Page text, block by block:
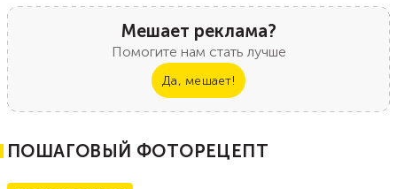
Мешает реклама?
Помогите нам стать лучше
Да, мешает!
ПОШАГОВЫЙ ФОТОРЕЦЕПТ